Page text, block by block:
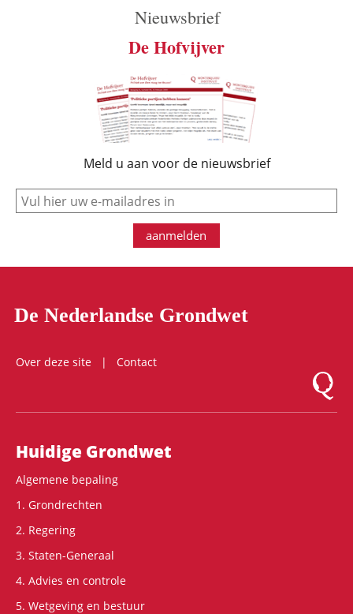
Nieuwsbrief
De Hofvijver
Meld u aan voor de nieuwsbrief
e-mail
aanmelden
De Nederlandse Grondwet
Over deze site
Contact
Logo
Hoofdnavigatie
Huidige Grondwet
Algemene bepaling
1. Grondrechten
2. Regering
3. Staten-Generaal
4. Advies en controle
5. Wetgeving en bestuur